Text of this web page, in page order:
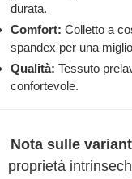
durata.
Comfort: Colletto a
spandex per una
Qualità: Tessuto
confortevole.
Nota sulle
proprietà